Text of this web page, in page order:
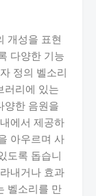
개성을 표현
다양한 기능
정의 벨소리
러리에 있는
양한 음원을
에서 제공하
아우르며 사
도록 돕습니
내거나 효과
벨소리를 만